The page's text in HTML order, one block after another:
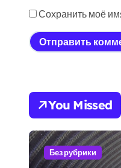
Сохранить моё
You Missed
Без рубрики